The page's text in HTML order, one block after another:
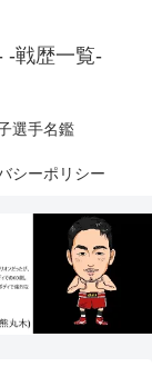
戦歴一覧-
選手名鑑
シーポリシー